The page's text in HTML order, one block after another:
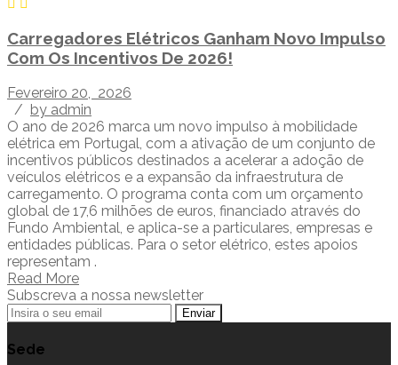
Carregadores Elétricos Ganham Novo Impulso
Com Os Incentivos De 2026!
Fevereiro 20, 2026
/ by admin
O ano de 2026 marca um novo impulso à mobilidade
elétrica em Portugal, com a ativação de um conjunto de
incentivos públicos destinados a acelerar a adoção de
veículos elétricos e a expansão da infraestrutura de
carregamento. O programa conta com um orçamento
global de 17,6 milhões de euros, financiado através do
Fundo Ambiental, e aplica-se a particulares, empresas e
entidades públicas. Para o setor elétrico, estes apoios
representam .
Read More
Subscreva a nossa newsletter
Sede